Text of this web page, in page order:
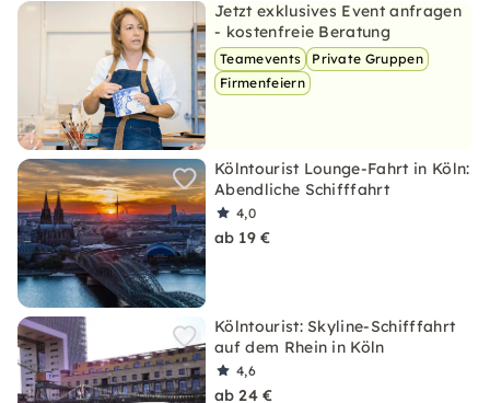
Jetzt exklusives Event anfragen
- kostenfreie Beratung
Teamevents
Private Gruppen
Firmenfeiern
Kölntourist Lounge-Fahrt in Köln:
Abendliche Schifffahrt
4,0
ab 19 €
Kölntourist: Skyline-Schifffahrt
auf dem Rhein in Köln
4,6
ab 24 €